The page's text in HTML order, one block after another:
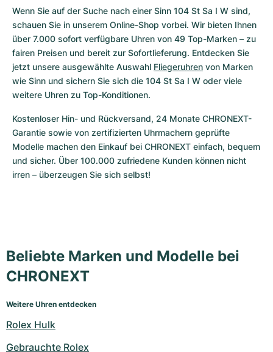
Wenn Sie auf der Suche nach einer Sinn 104 St Sa I W sind,
schauen Sie in unserem Online-Shop vorbei. Wir bieten Ihnen
über 7.000 sofort verfügbare Uhren von 49 Top-Marken – zu
fairen Preisen und bereit zur Sofortlieferung. Entdecken Sie
jetzt unsere ausgewählte Auswahl Fliegeruhren von Marken
wie Sinn und sichern Sie sich die 104 St Sa I W oder viele
weitere Uhren zu Top-Konditionen.
Kostenloser Hin- und Rückversand, 24 Monate CHRONEXT-
Garantie sowie von zertifizierten Uhrmachern geprüfte
Modelle machen den Einkauf bei CHRONEXT einfach, bequem
und sicher. Über 100.000 zufriedene Kunden können nicht
irren – überzeugen Sie sich selbst!
Beliebte Marken und Modelle bei
CHRONEXT
Weitere Uhren entdecken
Rolex Hulk
Gebrauchte Rolex